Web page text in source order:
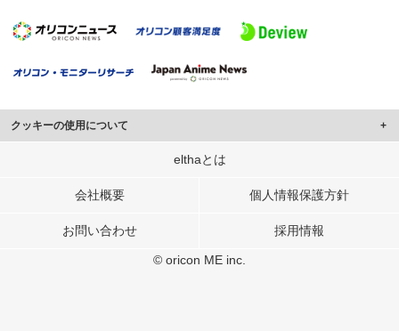
クッキーの使用について
このサイトでは Cookie を使用して、ユーザーに合わせたコンテンツや広告の
行っています。
メディアや広告配信、データ解析の各パートナーに提供しています。
elthaとは
会社概要 個人情報保護方針
お問い合わせ 採用情報
© oricon ME inc.